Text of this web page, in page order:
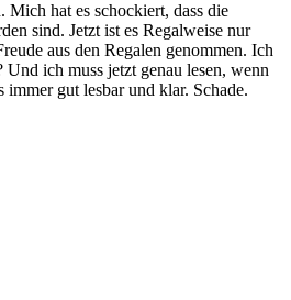
Mich hat es schockiert, dass die
sind. Jetzt ist es Regalweise nur
aus den Regalen genommen. Ich
ich muss jetzt genau lesen, wenn
gut lesbar und klar. Schade.